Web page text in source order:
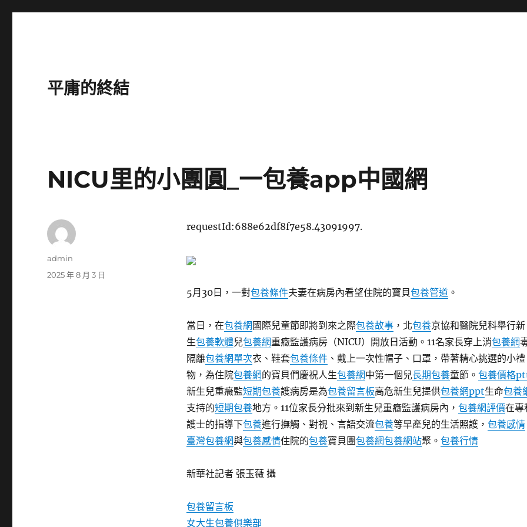
平庸的終結
NICU里的小團圓_一包養app中國網
requestId:688e62df8f7e58.43091997.
5月30日，一對包養條件夫妻在病房內看望住院的寶貝包養管道。
當日，在包養網 國際兒童節即將到來之際包養故事，北包養京協和醫院兒科舉行新
生包養軟體兒包養網重癥監護病房（NICU）開放日活動。11名家長穿上消包養網
隔離包養網單次衣、鞋套包養條件、戴上一次性帽子、口罩，帶著精心挑選的小禮
物，為住院包養網的寶貝們慶祝人生包養網中第一個兒長期包養童節。 包養價格
新生兒重癥監短期包養護病房是為包養留言板高危新生兒提供包養網ppt生命包養
支持的短期包養地方。11位家長分批來到新生兒重癥監護病房內， 包養網評價在專
護士的指導下包養進行撫觸、對視、言語交流包養等早產兒的生活照護， 包養感情
臺灣包養網與包養感情住院的包養寶貝團包養網包養網站聚。 包養行情
新華社記者 張玉薇 攝
包養留言板
女大生包養俱樂部
作
admin
發
2025 年 8 月 3 日